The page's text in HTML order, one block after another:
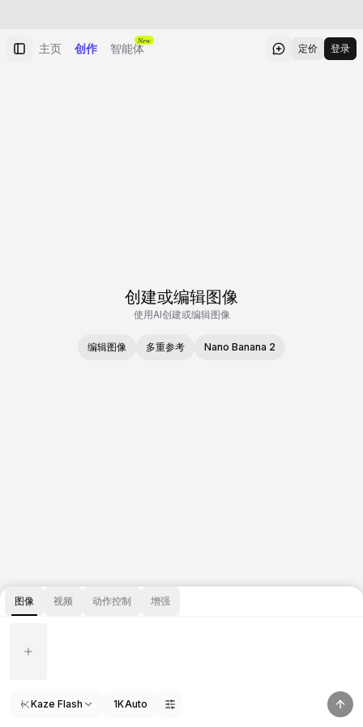
主页 创作 智能体
New
定价 登录
创建或编辑图像
使用AI创建或编辑图像
编辑图像 多重参考 Nano Banana 2
图像 视频 动作控制 增强
Kaze Flash 1KAuto